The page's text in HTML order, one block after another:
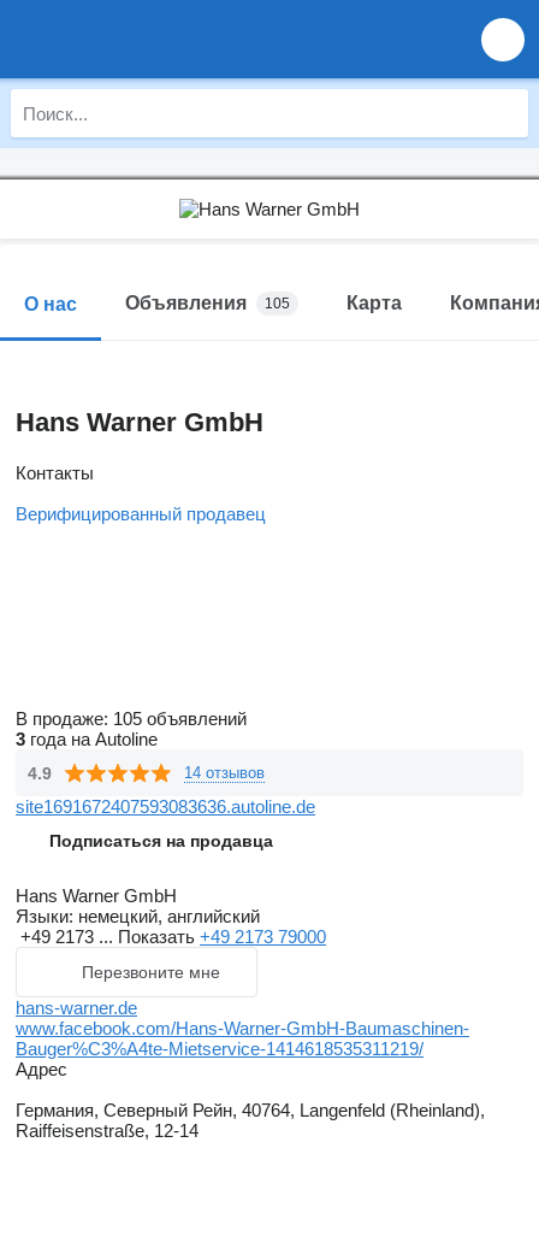
О нас Объявления 105 Карта
Hans Warner GmbH
Контакты
Верифицированный продавец
В продаже: 105 объявлений
3 года на Autoline
4.9 14 отзывов
site1691672407593083636.autoline.de
Подписаться на продавца
Hans Warner GmbH
Языки: немецкий, английский
+49 2173 ... Показать +49 2173 79000
Перезвоните мне
hans-warner.de
www.facebook.com/Hans-Warner-GmbH-Baumaschinen-
Bauger%C3%A4te-Mietservice-1414618535311219/
Адрес
Германия, Северный Рейн, 40764, Langenfeld (Rheinland),
Raiffeisenstraße, 12-14